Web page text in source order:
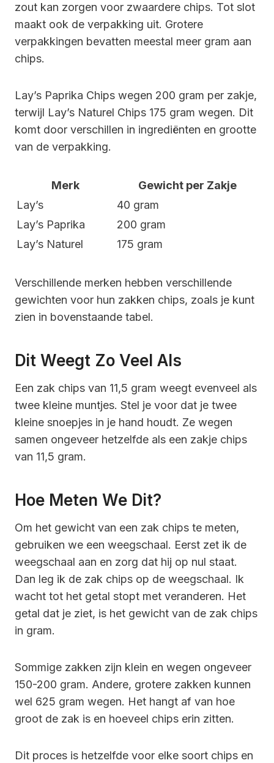
zout kan zorgen voor zwaardere chips. Tot slot
maakt ook de verpakking uit. Grotere
verpakkingen bevatten meestal meer gram aan
chips.
Lay’s Paprika Chips wegen 200 gram per zakje,
terwijl Lay’s Naturel Chips 175 gram wegen. Dit
komt door verschillen in ingrediënten en grootte
van de verpakking.
Merk
Gewicht per Zakje
Lay’s
40 gram
Lay’s Paprika
200 gram
Lay’s Naturel
175 gram
Verschillende merken hebben verschillende
gewichten voor hun zakken chips, zoals je kunt
zien in bovenstaande tabel.
Dit Weegt Zo Veel Als
Een zak chips van 11,5 gram weegt evenveel als
twee kleine muntjes. Stel je voor dat je twee
kleine snoepjes in je hand houdt. Ze wegen
samen ongeveer hetzelfde als een zakje chips
van 11,5 gram.
Hoe Meten We Dit?
Om het gewicht van een zak chips te meten,
gebruiken we een weegschaal. Eerst zet ik de
weegschaal aan en zorg dat hij op nul staat.
Dan leg ik de zak chips op de weegschaal. Ik
wacht tot het getal stopt met veranderen. Het
getal dat je ziet, is het gewicht van de zak chips
in gram.
Sommige zakken zijn klein en wegen ongeveer
150-200 gram. Andere, grotere zakken kunnen
wel 625 gram wegen. Het hangt af van hoe
groot de zak is en hoeveel chips erin zitten.
Dit proces is hetzelfde voor elke soort chips en